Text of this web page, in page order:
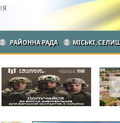
РАЙОННА РАДА МІСЬКІ,